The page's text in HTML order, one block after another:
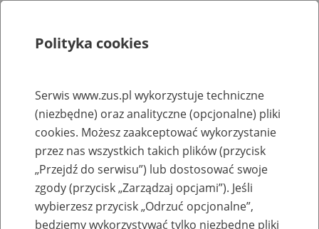
Rejestry, ewidencje i archiwa
Baza zlikwidowanych lub
przekształconych zakładów pracy
Nazwa zakładu pracy:
Polityka cookies
Serwis www.zus.pl wykorzystuje techniczne
(niezbędne) oraz analityczne (opcjonalne) pliki
cookies. Możesz zaakceptować wykorzystanie
przez nas wszystkich takich plików (przycisk
„Przejdź do serwisu”) lub dostosować swoje
zgody (przycisk „Zarządzaj opcjami”). Jeśli
wybierzesz przycisk „Odrzuć opcjonalne”,
będziemy wykorzystywać tylko niezbędne pliki